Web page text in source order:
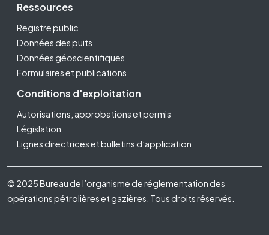
Ressources
Registre public
Données des puits
Données géoscientifiques
Formulaires et publications
Conditions d'exploitation
Autorisations, approbations et permis
Législation
Lignes directrices et bulletins d’application
Footer Fifth
© 2025 Bureau de l’organisme de réglementation des
opérations pétrolières et gazières. Tous droits réservés.